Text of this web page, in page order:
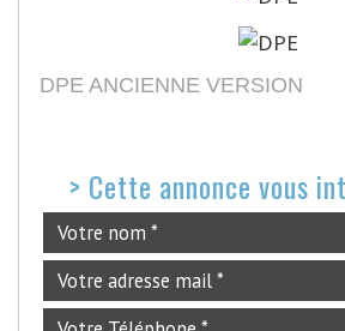
DPE ANCIENNE VERSION
> Cette annonce vous